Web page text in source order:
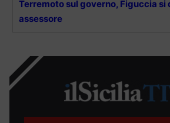
Terremoto sul governo, Figuccia si
assessore